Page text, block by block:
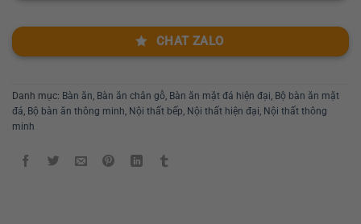
CHAT ZALO
Danh mục: Bàn ăn, Bàn ăn chân gỗ, Bàn ăn mặt đá hiện đại, Bộ bàn ăn mặt
đá, Bộ bàn ăn thông minh, Nội thất bếp, Nội thất hiện đại, Nội thất thông
minh